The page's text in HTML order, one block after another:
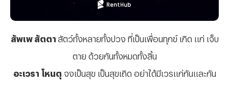
สัพเพ สัตตา สัตว์ทั้งหลายทั้งปวง ที่เป็นเพื่อนทุกข์ เกิด แก่ เจ็บ
ตาย ด้วยกันทั้งหมดทั้งสิ้น
อะเวรา โหนตุ จงเป็นสุข เป็นสุขเถิด อย่าได้มีเวรแก่กันและกัน